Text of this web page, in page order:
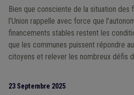
Bien que consciente de la situation des
l’Union rappelle avec force que
financements stables restent les
que les communes puissent répondre
citoyens et relever les nombreux défis
23 Septembre 2025